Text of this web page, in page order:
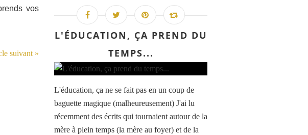
vos
suivant »
L'ÉDUCATION, ÇA PREND DU
TEMPS...
L'éducation, ça ne se fait pas en un coup de
baguette magique (malheureusement) J'ai lu
récemment des écrits qui tournaient autour de la
mère à plein temps (la mère au foyer) et de la